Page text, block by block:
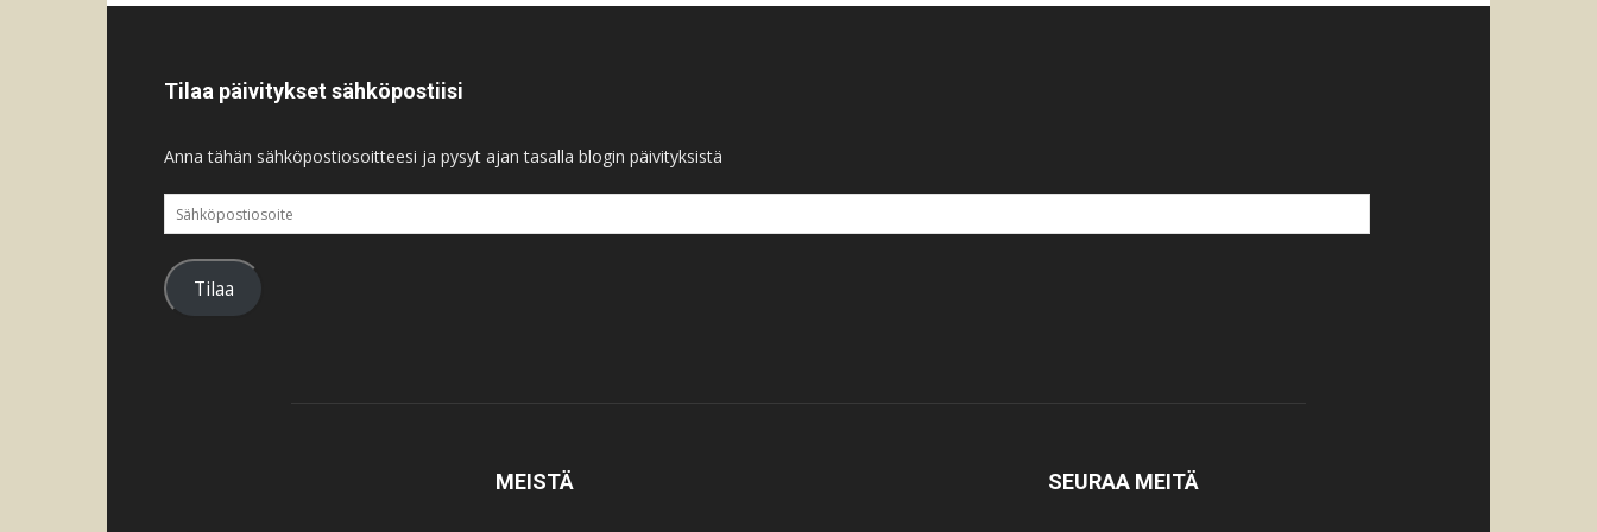
Tilaa päivitykset sähköpostiisi
Anna tähän sähköpostiosoitteesi ja pysyt ajan tasalla blogin päivityksistä
Sähköpostiosoite
Tilaa
MEISTÄ SEURAA MEITÄ